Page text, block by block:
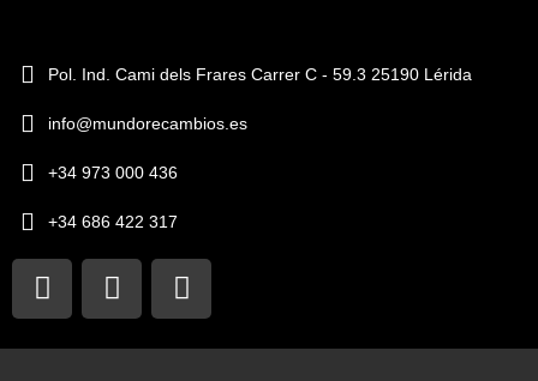
Pol. Ind. Cami dels Frares Carrer C - 59.3 25190 Lérida
info@mundorecambios.es
+34 973 000 436
+34 686 422 317